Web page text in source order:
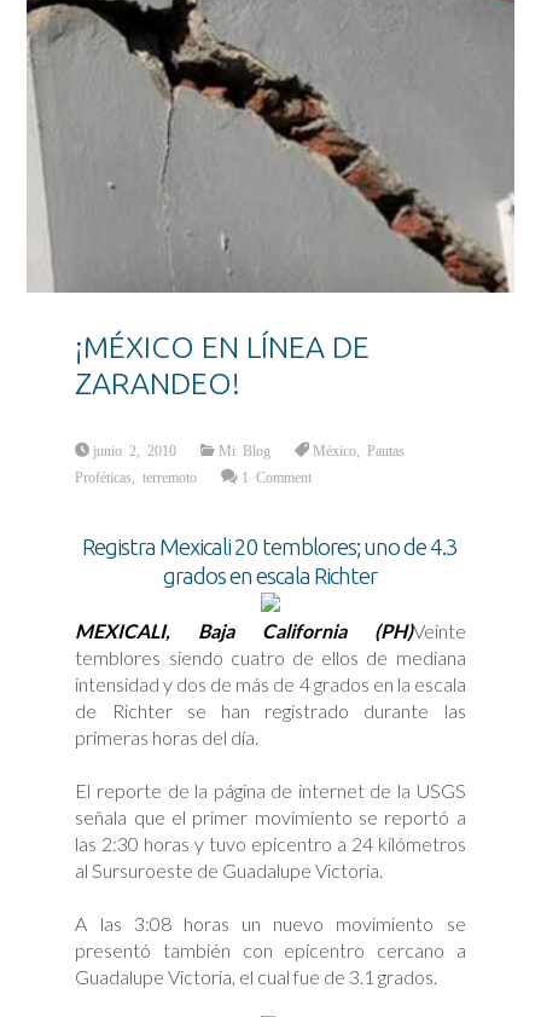
¡MÉXICO EN LÍNEA DE
ZARANDEO!
junio 2, 2010 Mi Blog México
Pautas
Proféticas
,terremoto 1 Comment
Registra Mexicali 20 temblores; uno de 4.3
grados en escala Richter
MEXICALI, Baja California (PH)Veinte
temblores siendo cuatro de ellos de mediana
intensidad y dos de más de 4 grados en la escala
de Richter se han registrado durante las
primeras horas del día.
El reporte de la página de internet de la USGS
señala que el primer movimiento se reportó a
las 2:30 horas y tuvo epicentro a 24 kilómetros
al Sursuroeste de Guadalupe Victoria.
A las 3:08 horas un nuevo movimiento se
presentó también con epicentro cercano a
Guadalupe Victoria, el cual fue de 3.1 grados.